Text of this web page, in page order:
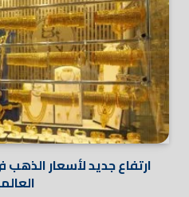
ارتفاع جديد لأسعار